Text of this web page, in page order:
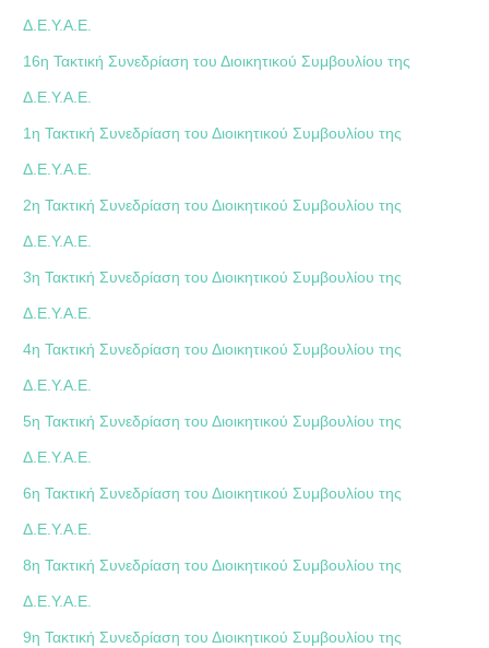
Δ.Ε.Υ.Α.Ε.
16η Τακτική Συνεδρίαση του Διοικητικού Συμβουλίου της
Δ.Ε.Υ.Α.Ε.
1η Τακτική Συνεδρίαση του Διοικητικού Συμβουλίου της
Δ.Ε.Υ.Α.Ε.
2η Τακτική Συνεδρίαση του Διοικητικού Συμβουλίου της
Δ.Ε.Υ.Α.Ε.
3η Τακτική Συνεδρίαση του Διοικητικού Συμβουλίου της
Δ.Ε.Υ.Α.Ε.
4η Τακτική Συνεδρίαση του Διοικητικού Συμβουλίου της
Δ.Ε.Υ.Α.Ε.
5η Τακτική Συνεδρίαση του Διοικητικού Συμβουλίου της
Δ.Ε.Υ.Α.Ε.
6η Τακτική Συνεδρίαση του Διοικητικού Συμβουλίου της
Δ.Ε.Υ.Α.Ε.
8η Τακτική Συνεδρίαση του Διοικητικού Συμβουλίου της
Δ.Ε.Υ.Α.Ε.
9η Τακτική Συνεδρίαση του Διοικητικού Συμβουλίου της